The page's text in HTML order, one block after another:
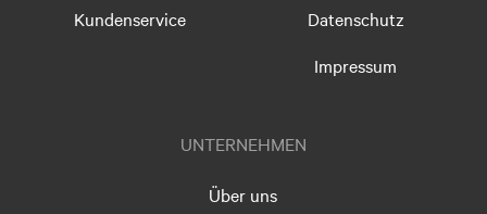
Kundenservice
Datenschutz
Impressum
UNTERNEHMEN
Über uns